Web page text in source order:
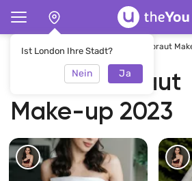
Ist London Ihre Stadt?
Nein Ja
Hauptseite Make-up Hochzeitsbraut
Hochzeitsbraut
Make-up 2023